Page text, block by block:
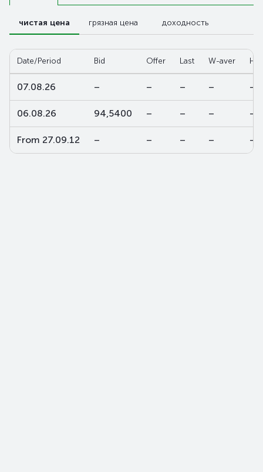
чистая цена грязная цена доходность
Date/Period Bid Offer Last W-aver
07.08.26 – – – – –
06.08.26 94,5400 – – – –
From 27.09.12 – – – – –